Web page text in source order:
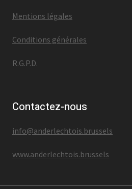
Mentions légales
Conditions générales
R.G.P.D.
Contactez-nous
info@anderlechtois.brussels
www.anderlechtois.brussels